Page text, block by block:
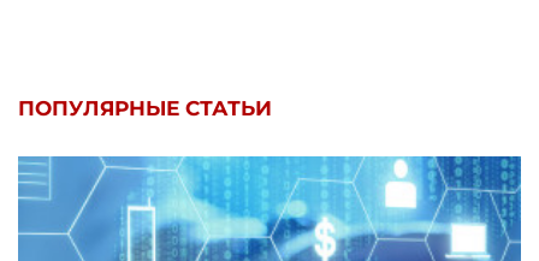
ПОПУЛЯРНЫЕ СТАТЬИ